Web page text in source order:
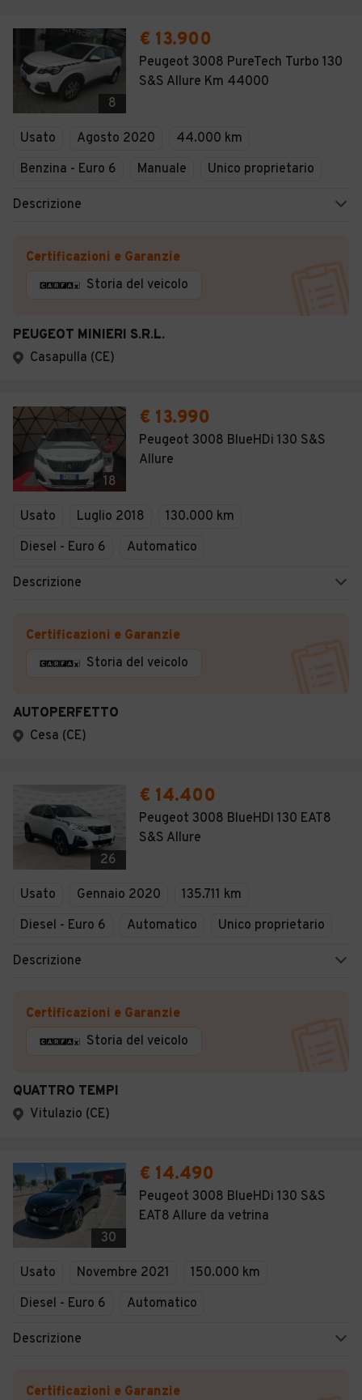
8
€ 13.900
Peugeot 3008 PureTech Turbo 130
S&S Allure Km 44000
Usato Agosto 2020
44.000 km
Benzina - Euro 6
Manuale Unico proprietario
Descrizione
Certificazioni e Garanzie
Storia del veicolo
PEUGEOT MINIERI S.R.L.
Casapulla (CE)
18
€ 13.990
Peugeot 3008 BlueHDi 130 S&S
Allure
Usato Luglio 2018
130.000 km
Diesel - Euro 6
Automatico
Descrizione
Certificazioni e Garanzie
Storia del veicolo
AUTOPERFETTO
Cesa (CE)
26
€ 14.400
Peugeot 3008 BlueHDI 130 EAT8
S&S Allure
Usato Gennaio 2020
135.711 km
Diesel - Euro 6
Automatico Unico proprietario
Descrizione
Certificazioni e Garanzie
Storia del veicolo
QUATTRO TEMPI
Vitulazio (CE)
30
€ 14.490
Peugeot 3008 BlueHDi 130 S&S
EAT8 Allure da vetrina
Usato Novembre 2021
150.000 km
Diesel - Euro 6
Automatico
Descrizione
Certificazioni e Garanzie